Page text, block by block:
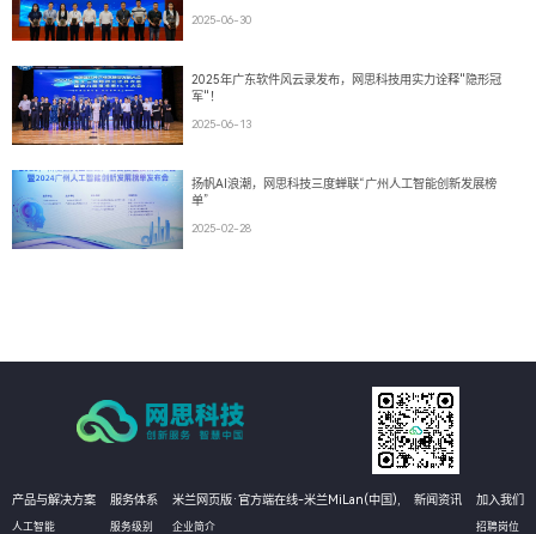
2025-06-30
2025年广东软件风云录发布，网思科技用实力诠释"隐形冠
军"！
2025-06-13
扬帆AI浪潮，网思科技三度蝉联“广州人工智能创新发展榜
单”
2025-02-28
产品与解决方案
人工智能
服务体系
服务级别
米兰网页版·官方端在线-米兰MiLan(中国),
企业简介
新闻资讯 加入我们
招聘岗位